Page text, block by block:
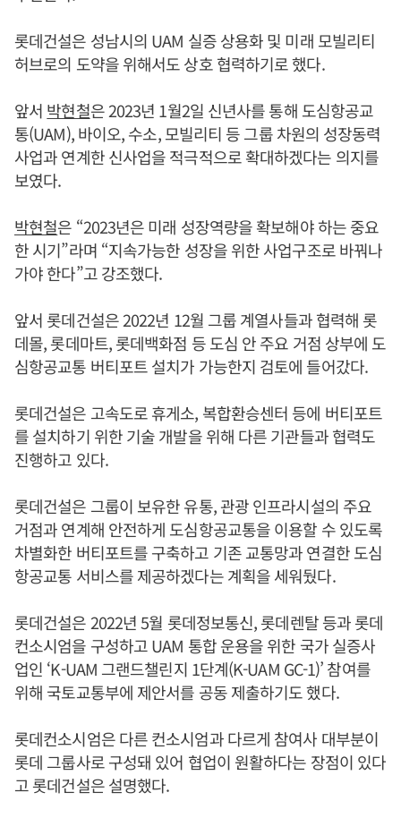
롯데건설은 성남시의 UAM 실증 상용화 및 미래 모빌리티
허브로의 도약을 위해서도 상호 협력하기로 했다.
앞서 박현철은 2023년 1월2일 신년사를 통해 도심항공교
통(UAM), 바이오, 수소, 모빌리티 등 그룹 차원의 성장동력
사업과 연계한 신사업을 적극적으로 확대하겠다는 의지를
보였다.
박현철은 “2023년은 미래 성장역량을 확보해야 하는 중요
한 시기”라며 “지속가능한 성장을 위한 사업구조로 바꿔나
가야 한다”고 강조했다.
앞서 롯데건설은 2022년 12월 그룹 계열사들과 협력해 롯
데몰, 롯데마트, 롯데백화점 등 도심 안 주요 거점 상부에 도
심항공교통 버티포트 설치가 가능한지 검토에 들어갔다.
롯데건설은 고속도로 휴게소, 복합환승센터 등에 버티포트
를 설치하기 위한 기술 개발을 위해 다른 기관들과 협력도
진행하고 있다.
롯데건설은 그룹이 보유한 유통, 관광 인프라시설의 주요
거점과 연계해 안전하게 도심항공교통을 이용할 수 있도록
차별화한 버티포트를 구축하고 기존 교통망과 연결한 도심
항공교통 서비스를 제공하겠다는 계획을 세워뒀다.
롯데건설은 2022년 5월 롯데정보통신, 롯데렌탈 등과 롯데
컨소시엄을 구성하고 UAM 통합 운용을 위한 국가 실증사
업인 ‘K-UAM 그랜드챌린지 1단계(K-UAM GC-1)’ 참여를
위해 국토교통부에 제안서를 공동 제출하기도 했다.
롯데컨소시엄은 다른 컨소시엄과 다르게 참여사 대부분이
롯데 그룹사로 구성돼 있어 협업이 원활하다는 장점이 있다
고 롯데건설은 설명했다.